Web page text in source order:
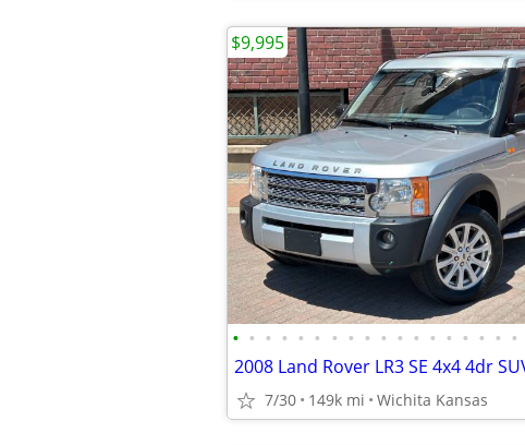
• • • • • • • • • • • • • • • • • •
7/30 149k mi Wichita Kansas
$9,995